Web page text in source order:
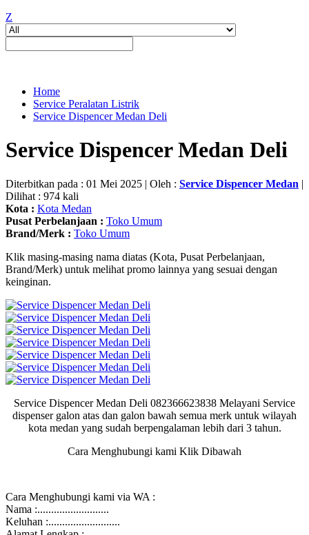
Z
Home
Service Peralatan Listrik
Service Dispencer Medan Deli
Service Dispencer Medan Deli
Diterbitkan pada : 01 Mei 2025 | Oleh : Service Dispencer Medan |
Dilihat : 974 kali
Kota : Kota Medan
Pusat Perbelanjaan : Toko Umum
Brand/Merk : Toko Umum
Klik masing-masing nama diatas (Kota, Pusat Perbelanjaan,
Brand/Merk) untuk melihat promo lainnya yang sesuai dengan
keinginan.
Service Dispencer Medan Deli 082366623838 Melayani Service
dispenser galon atas dan galon bawah semua merk untuk wilayah
kota medan yang sudah berpengalaman lebih dari 3 tahun.
Cara Menghubungi kami Klik Dibawah
Cara Menghubungi kami via WA :
Nama :..........................
Keluhan :..........................